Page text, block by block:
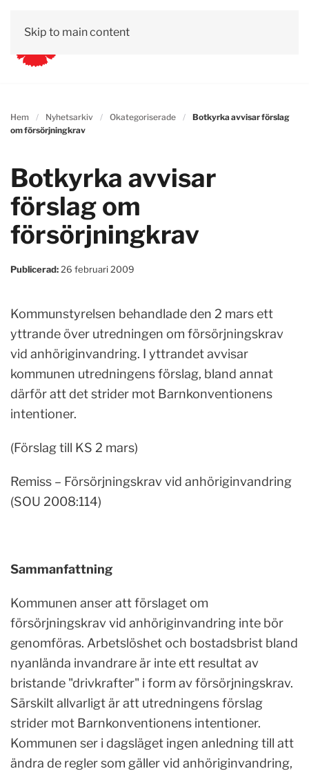
Skip to main content
Hem Nyhetsarkiv Okategoriserade
Botkyrka avvisar förslag
om försörjningkrav
Botkyrka avvisar
förslag om
försörjningkrav
Publicerad: 26 februari 2009
Kommunstyrelsen behandlade den 2 mars ett
yttrande över utredningen om försörjningskrav
vid anhöriginvandring. I yttrandet avvisar
kommunen utredningens förslag, bland annat
därför att det strider mot Barnkonventionens
intentioner.
(Förslag till KS 2 mars)
Remiss – Försörjningskrav vid anhöriginvandring
(SOU 2008:114)
Sammanfattning
Kommunen anser att förslaget om
försörjningskrav vid anhöriginvandring inte bör
genomföras. Arbetslöshet och bostadsbrist bland
nyanlända invandrare är inte ett resultat av
bristande "drivkrafter" i form av försörjningskrav.
Särskilt allvarligt är att utredningens förslag
strider mot Barnkonventionens intentioner.
Kommunen ser i dagsläget ingen anledning till att
ändra de regler som gäller vid anhöriginvandring,